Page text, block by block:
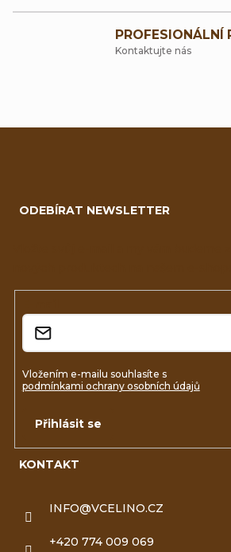
PROFESIONÁLNÍ
Kontaktujte nás
KONTAKT
INFO@VCELINO.CZ
+420 774 009 069
ODEBÍRAT NEWSLETTER
Vložením e-mailu souhlasíte s
podmínkami ochrany osobních údajů
Přihlásit se